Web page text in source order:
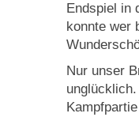
Endspiel in
konnte wer
Nur unser